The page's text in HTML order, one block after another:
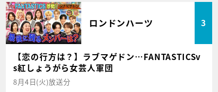
ロンドンハーツ 3
【恋の行方は？】ラブマゲドン…FANTASTICSv
s紅しょうがら女芸人軍団
8月4日(火)放送分